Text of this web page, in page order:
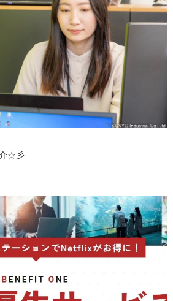
介☆彡